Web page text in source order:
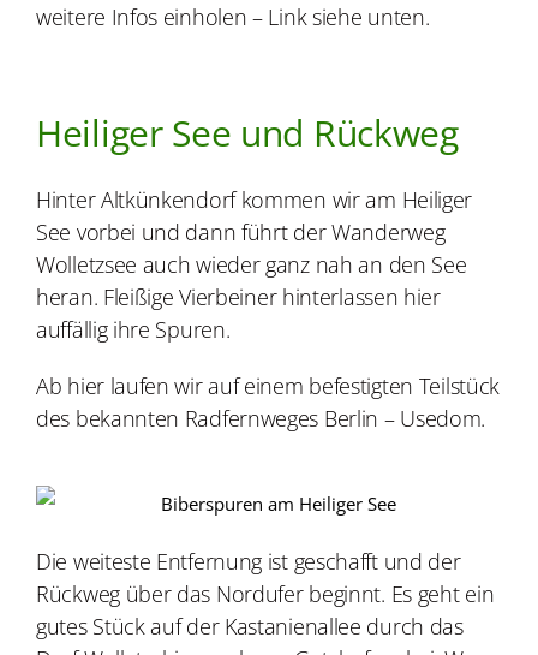
weitere Infos einholen – Link siehe unten.
Heiliger See und Rückweg
Hinter Altkünkendorf kommen wir am Heiliger
See vorbei und dann führt der Wanderweg
Wolletzsee auch wieder ganz nah an den See
heran. Fleißige Vierbeiner hinterlassen hier
auffällig ihre Spuren.
Ab hier laufen wir auf einem befestigten Teilstück
des bekannten Radfernweges Berlin – Usedom.
Die weiteste Entfernung ist geschafft und der
Rückweg über das Nordufer beginnt. Es geht ein
gutes Stück auf der Kastanienallee durch das